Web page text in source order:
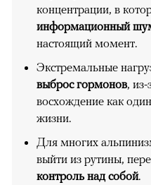
концентрации, в
информационный
настоящий момент.
Экстремальные
выброс гормонов, из-
восхождение как
жизни.
Для многих
выйти из рутины,
контроль над собой.